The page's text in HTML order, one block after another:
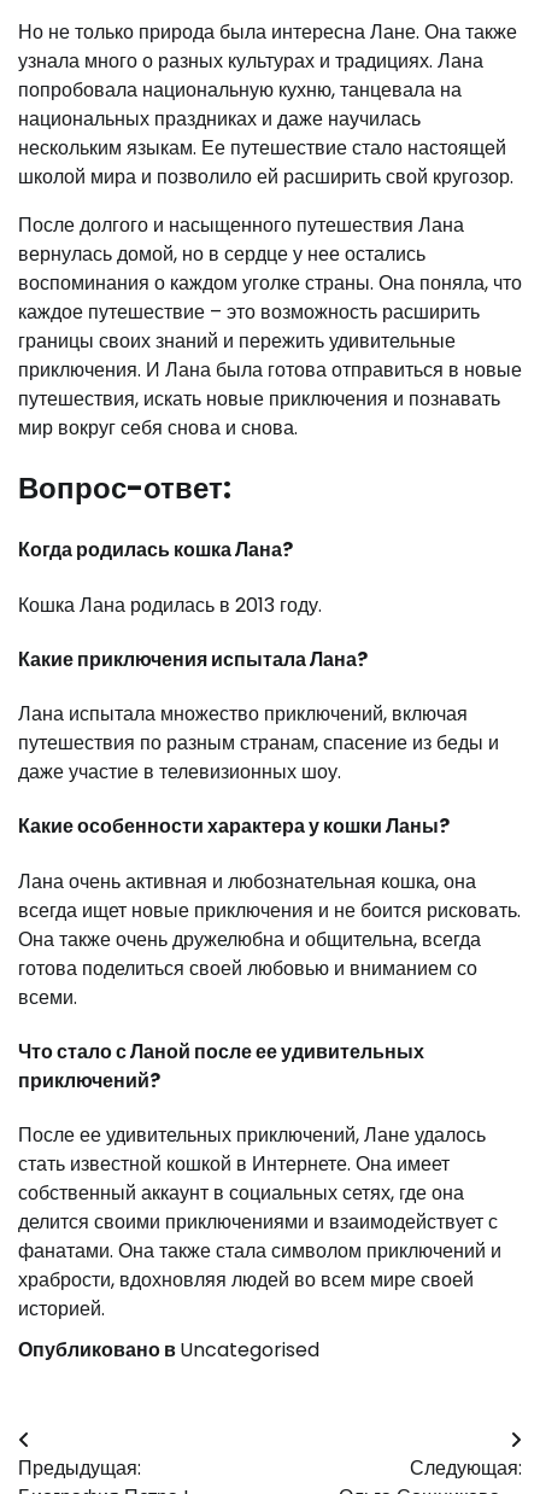
Но не только природа была интересна Лане. Она также
узнала много о разных культурах и традициях. Лана
попробовала национальную кухню, танцевала на
национальных праздниках и даже научилась
нескольким языкам. Ее путешествие стало настоящей
школой мира и позволило ей расширить свой кругозор.
После долгого и насыщенного путешествия Лана
вернулась домой, но в сердце у нее остались
воспоминания о каждом уголке страны. Она поняла, что
каждое путешествие – это возможность расширить
границы своих знаний и пережить удивительные
приключения. И Лана была готова отправиться в новые
путешествия, искать новые приключения и познавать
мир вокруг себя снова и снова.
Вопрос-ответ:
Когда родилась кошка Лана?
Кошка Лана родилась в 2013 году.
Какие приключения испытала Лана?
Лана испытала множество приключений, включая
путешествия по разным странам, спасение из беды и
даже участие в телевизионных шоу.
Какие особенности характера у кошки Ланы?
Лана очень активная и любознательная кошка, она
всегда ищет новые приключения и не боится рисковать.
Она также очень дружелюбна и общительна, всегда
готова поделиться своей любовью и вниманием со
всеми.
Что стало с Ланой после ее удивительных
приключений?
После ее удивительных приключений, Лане удалось
стать известной кошкой в Интернете. Она имеет
собственный аккаунт в социальных сетях, где она
делится своими приключениями и взаимодействует с
фанатами. Она также стала символом приключений и
храбрости, вдохновляя людей во всем мире своей
историей.
Опубликовано вUncategorised
Навигация
Предыдущая:
Следующая: